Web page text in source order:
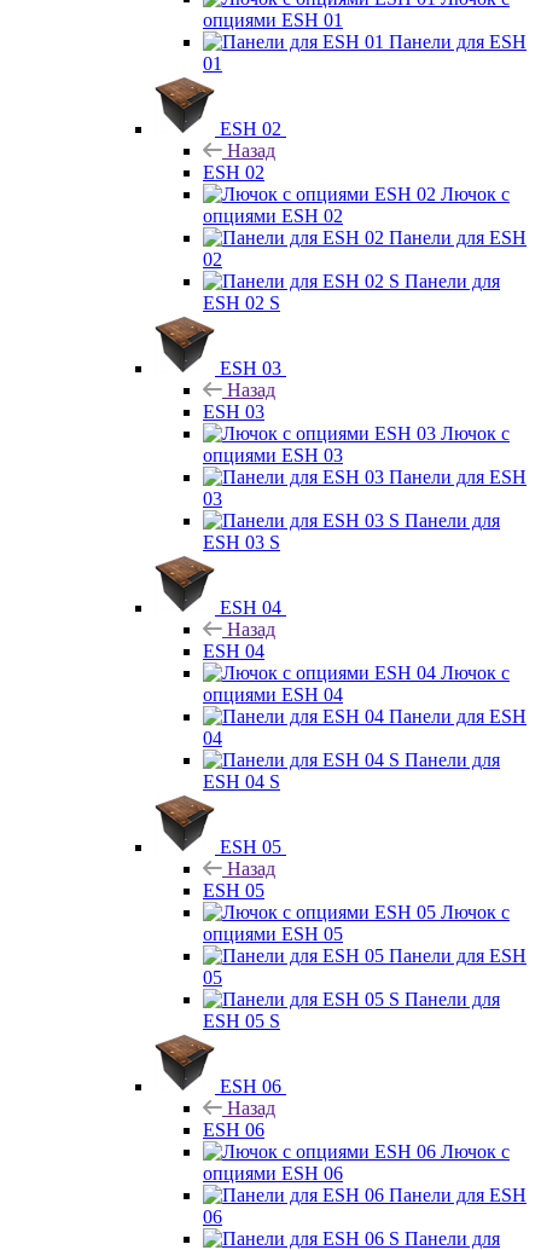
опциями ESH 01
Панели для ESH
01
ESH 02
Назад
ESH 02
Лючок с
опциями ESH 02
Панели для ESH
02
Панели для
ESH 02 S
ESH 03
Назад
ESH 03
Лючок с
опциями ESH 03
Панели для ESH
03
Панели для
ESH 03 S
ESH 04
Назад
ESH 04
Лючок с
опциями ESH 04
Панели для ESH
04
Панели для
ESH 04 S
ESH 05
Назад
ESH 05
Лючок с
опциями ESH 05
Панели для ESH
05
Панели для
ESH 05 S
ESH 06
Назад
ESH 06
Лючок с
опциями ESH 06
Панели для ESH
06
Панели для